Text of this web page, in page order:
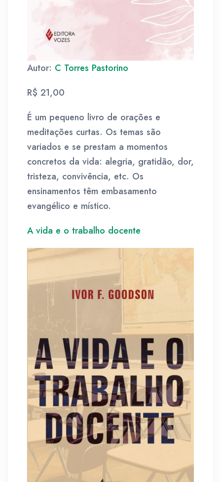
Autor: C Torres Pastorino
R$ 21,00
É um pequeno livro de orações e
meditações curtas. Os temas são
variados e se prestam a momentos
concretos da vida: alegria, gratidão, dor,
tristeza, convivência, etc. Os
ensinamentos têm embasamento
evangélico e místico.
A vida e o trabalho docente